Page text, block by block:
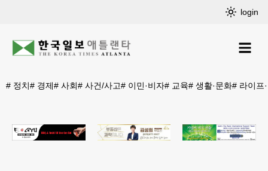
login
# 정치# 경제# 사회# 사건/사고# 이민·비자# 교육# 생활·문화# 라이프